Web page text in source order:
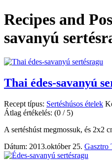
Recipes and
savanyú
Thai édes-savanyú
Recept típus: Sertéshúsos ételek
Átlag értékelés: (0 / 5)
A sertéshúst megmossuk, és 2x2
Dátum: 2013.október 25. Gasztro